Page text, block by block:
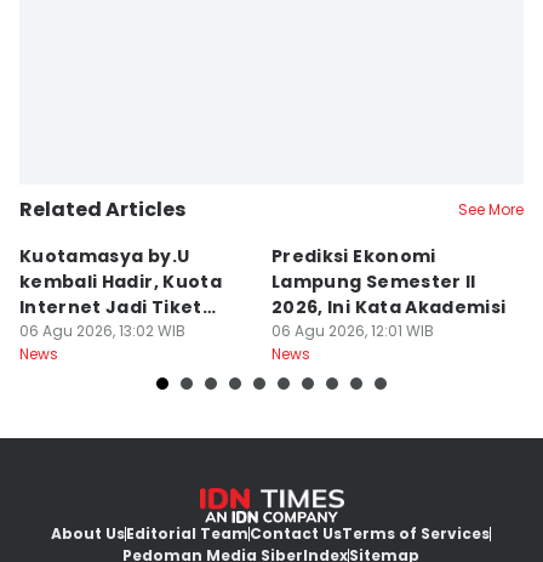
Related Articles See More
Kuotamasya by.U
kembali Hadir, Kuota
Internet Jadi Tiket
Liburan?
06 Agu 2026, 13:02 WIB
News
Prediksi Ekonomi
Lampung Semester II
2026, Ini Kata Akademisi
06 Agu 2026, 12:01 WIB
News
About UsEditorial TeamContact UsTerms of Services
Pedoman Media SiberIndexSitemap